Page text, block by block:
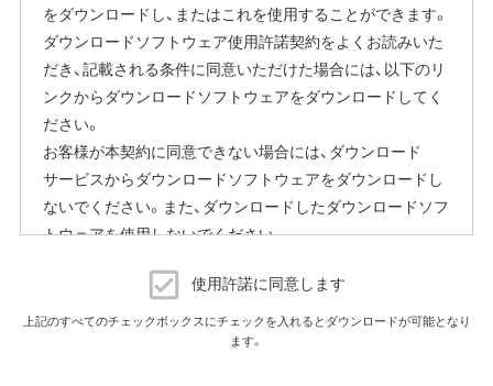
設定画面の表示方法の詳細は、本商品に同梱の取扱説明書
または、当社ホームページに掲載の「エアステーション設定
ガイド」をご覧ください。
本機能にはその他に下記の注意事項がございます。
ファームウェア自動更新中はインターネットに接続できな
くなります。
従量制課金契約の場合は、ファームウェアダウンロードに
よる通信費用や、パケット通信量の超過による速度制限が
をダウンロードし、またはこれを使用することができます。
ダウンロードソフトウェア使用許諾契約をよくお読みいた
だき、記載される条件に同意いただけた場合には、以下のリ
ンクからダウンロードソフトウェアをダウンロードしてく
ださい。
お客様が本契約に同意できない場合には、ダウンロード
サービスからダウンロードソフトウェアをダウンロードし
ないでください。また、ダウンロードしたダウンロードソフ
トウェアを使用しないでください。
ダウンロードソフトウェア使用許諾契約
（株）バッファロー（以下、弊社といいます）は、お客様がダウ
ンロードソフトウェア使用許諾契約（以下、本契約といいま
使用許諾に同意します
上記のすべてのチェックボックスにチェックを入れるとダウンロードが可能となり
ます。